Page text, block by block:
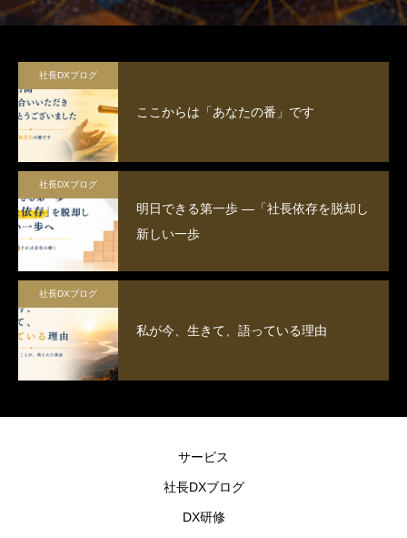
支援機関）となりました
社長DXブログ
ここからは「あなたの番」です
社長DXブログ
明日できる第一歩 ―「社長依存を脱却し
新しい一歩
社長DXブログ
私が今、生きて、語っている理由
サービス
社長DXブログ
DX研修